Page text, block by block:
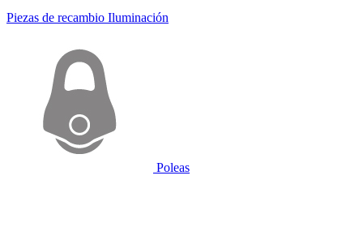
Piezas de recambio Iluminación
Poleas